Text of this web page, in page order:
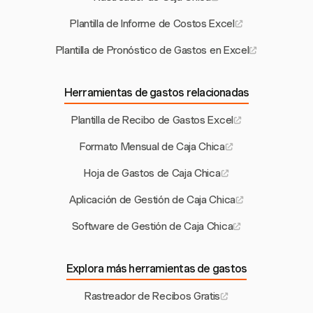
Plantilla de Informe de Costos Excel
Plantilla de Pronóstico de Gastos en Excel
Herramientas de gastos relacionadas
Plantilla de Recibo de Gastos Excel
Formato Mensual de Caja Chica
Hoja de Gastos de Caja Chica
Aplicación de Gestión de Caja Chica
Software de Gestión de Caja Chica
Explora más herramientas de gastos
Rastreador de Recibos Gratis